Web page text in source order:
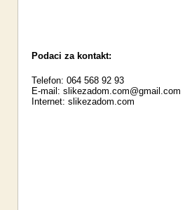
Podaci za kontakt:
Telefon: 064 568 92 93
E-mail: slikezadom.com@gmail.com
Internet: slikezadom.com